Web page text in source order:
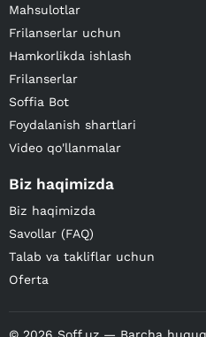
Mahsulotlar
Frilanserlar uchun
Hamkorlikda ishlash
Frilanserlar
Soffia Bot
Foydalanish shartlari
Video qo'llanmalar
Biz haqimizda
Biz haqimizda
Savollar (FAQ)
Talab va takliflar uchun
Oferta